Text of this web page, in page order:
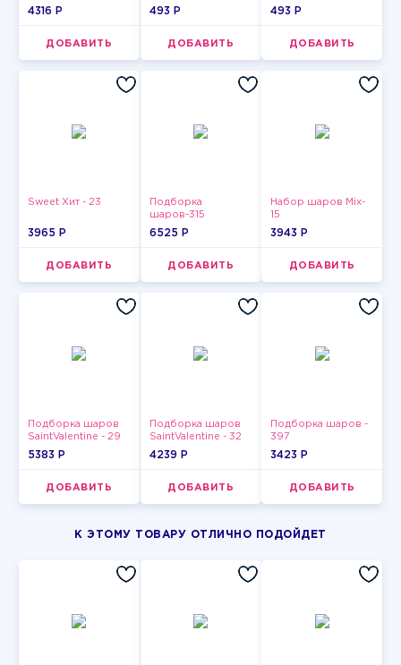
4316 P
ДОБАВИТЬ
493 P
ДОБАВИТЬ
2
493 P
ДОБАВИТЬ
Sweet Хит - 23
3965 P
ДОБАВИТЬ
Подборка
шаров-315
6525 P
ДОБАВИТЬ
Набор шаров Mix-
15
3943 P
ДОБАВИТЬ
Подборка шаров
SaintValentine - 29
5383 P
ДОБАВИТЬ
Подборка шаров
SaintValentine - 32
4239 P
ДОБАВИТЬ
Подборка шаров -
397
3423 P
ДОБАВИТЬ
К ЭТОМУ ТОВАРУ ОТЛИЧНО ПОДОЙДЕТ